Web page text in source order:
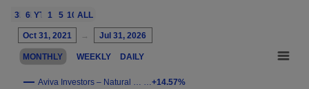
Chart
Combination chart with 3 data series.
This chart shows the growth of the fund compared to its
View as data table, Chart
MONTHLY WEEKLY DAILY
1M 3M 6M
Oct 31, 2021 → Jul 31, 2026
Aviva Investors – Natural … …+14.57%